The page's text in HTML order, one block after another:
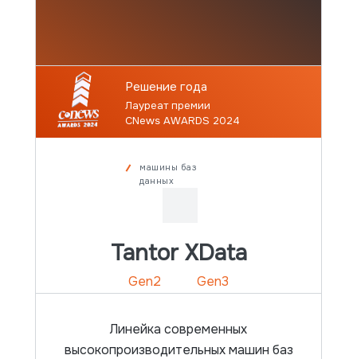
Заказать на тест
Заказать на тест
Tantor XData
Линейка современных
высокопроизводительных машин баз
машины баз
данных
Лауреат премии
CNews AWARDS 2024
Решение года
Gen3
Gen2